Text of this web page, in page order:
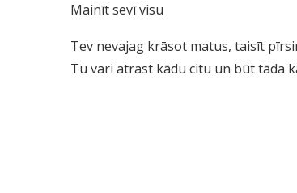
Mainīt sevī visu
Tev nevajag krāsot matus, taisīt
Tu vari atrast kādu citu un būt tāda